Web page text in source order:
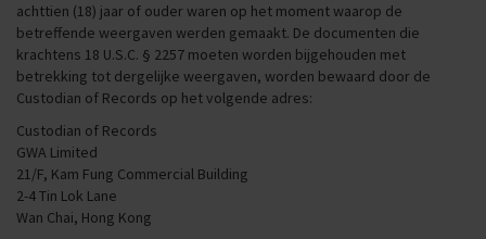
achttien (18) jaar of ouder waren op het moment waarop de
betreffende weergaven werden gemaakt. De documenten die
krachtens 18 U.S.C. § 2257 moeten worden bijgehouden met
betrekking tot dergelijke weergaven, worden bewaard door de
Custodian of Records op het volgende adres:
Custodian of Records
GWA Limited
21/F, Kam Fung Commercial Building
2-4 Tin Lok Lane
Wan Chai, Hong Kong